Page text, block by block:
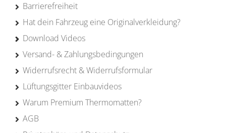
Barrierefreiheit
Hat dein Fahrzeug eine Originalverkleidung?
Download Videos
Versand- & Zahlungsbedingungen
Widerrufsrecht & Widerrufsformular
Lüftungsgitter Einbauvideos
Warum Premium Thermomatten?
AGB